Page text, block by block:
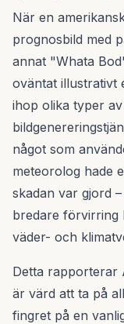
När en
prognosbild med
annat "Whata
oväntat illustrativt
ihop olika typer
något som
meteorolog hade
skadan var gjord
bredare förvirring
väder- och
Detta rapporterar
är värd att ta på
fingret på en